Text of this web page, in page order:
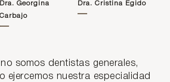
Dra. Georgina
Carbajo
Dra. Cristina Egido
somos dentistas generales,
ejercemos nuestra especialidad